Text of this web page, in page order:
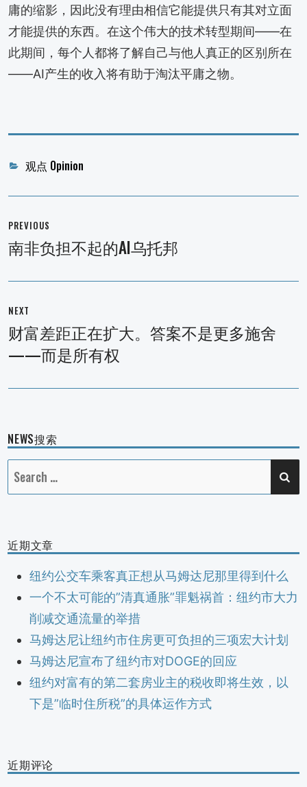
庸的缩影，因此没有理由相信它能提供只有其对立面
才能提供的东西。在这个伟大的技术转型期间——在
此期间，每个人都将了解自己与他人真正的区别所在
——AI产生的收入将有助于淘汰平庸之物。
Categories
观点 Opinion
章
导
PREVIOUS
Previous
南非负担不起的AI乌托邦
NEXT
Next
post:
财富差距正在扩大。答案不是更多施舍
——而是所有权
NEWS搜索
Search
for:
近期文章
纽约公交车乘客真正想从马姆达尼那里得到什么
一个不太可能的”清真通胀”罪魁祸首：纽约市大力
削减交通流量的举措
马姆达尼让纽约市住房更可负担的三项宏大计划
马姆达尼宣布了纽约市对DOGE的回应
纽约对富有的第二套房业主的税收即将生效，以
下是”临时住所税”的具体运作方式
近期评论